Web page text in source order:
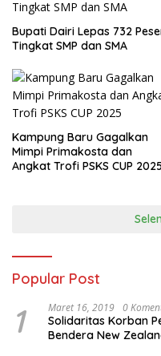
Bupati Dairi Lepas 732
Tingkat SMP dan SMA
Kampung Baru Gagalkan
Mimpi Primakosta dan
Angkat Trofi PSKS CUP 2025
Popular Post
1 Maret 16, 2019 0
Solidaritas Korban
Bendera New